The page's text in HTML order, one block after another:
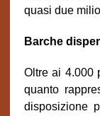
quasi due
Barche
Oltre ai 4.000
quanto
disposizione